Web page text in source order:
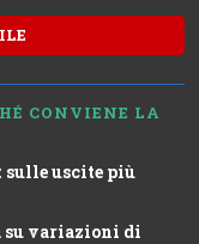
CONVIENE LA
uscite più
su variazioni di